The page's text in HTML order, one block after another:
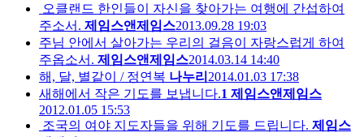
오클랜드 한인들이 자신을 찾아가는 여행에 간섭하여
주소서. 제임스앤제임스2013.09.28 19:03
주님 안에서 살아가는 우리의 걸음이 자랑스럽게 하여
주옵소서. 제임스앤제임스2014.03.14 14:40
해, 달, 별같이 / 정연복 나누리 2014.01.03 17:38
새해에서 작은 기도를 보냅니다.1 제임스앤제임스
2012.01.05 15:53
조국의 여야 지도자들을 위해 기도를 드립니다. 제임스